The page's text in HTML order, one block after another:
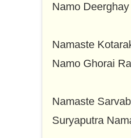
Namo
Namaste
Namo Ghorai
Namaste
Suryaputra